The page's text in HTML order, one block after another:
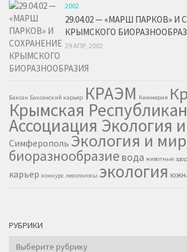
2002
29.04.02 — «МАРШ ПАРКОВ» И
КРЫМСКОГО
29 АПР, 2002
Баксан Баксанский карьер КРАЭМ Киммерия
Крымская
Ассоциация Экология
Симферополь Экология и мир
биоразнообразие вода животные
карьер конкурс лесополосы экология
РУБРИКИ
Рубрики